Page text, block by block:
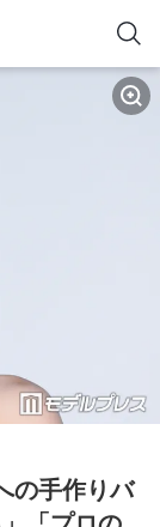
の手作りバ